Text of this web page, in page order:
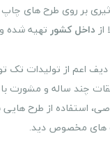
بر روی طرح های
داخل کشور تهیه شده
اعم از تولیدات تک
چند ساله و مشورت با
استفاده از طرح هایی
های مخصوص دید.